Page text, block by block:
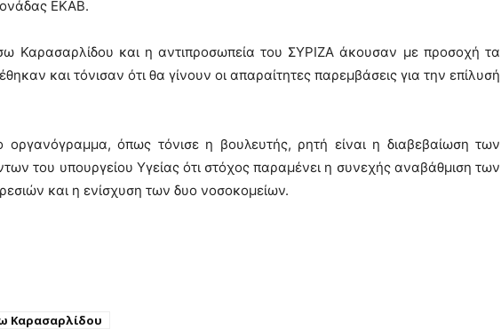
ΕΚΑΒ.
Καρασαρλίδου και η αντιπροσωπεία του ΣΥΡΙΖΑ άκουσαν με προσοχή τα
και τόνισαν ότι θα γίνουν οι απαραίτητες παρεμβάσεις για την επίλυσή
οργανόγραμμα, όπως τόνισε η βουλευτής, ρητή είναι η διαβεβαίωση των
του υπουργείου Υγείας ότι στόχος παραμένει η συνεχής αναβάθμιση των
και η ενίσχυση των δυο νοσοκομείων.
Καρασαρλίδου